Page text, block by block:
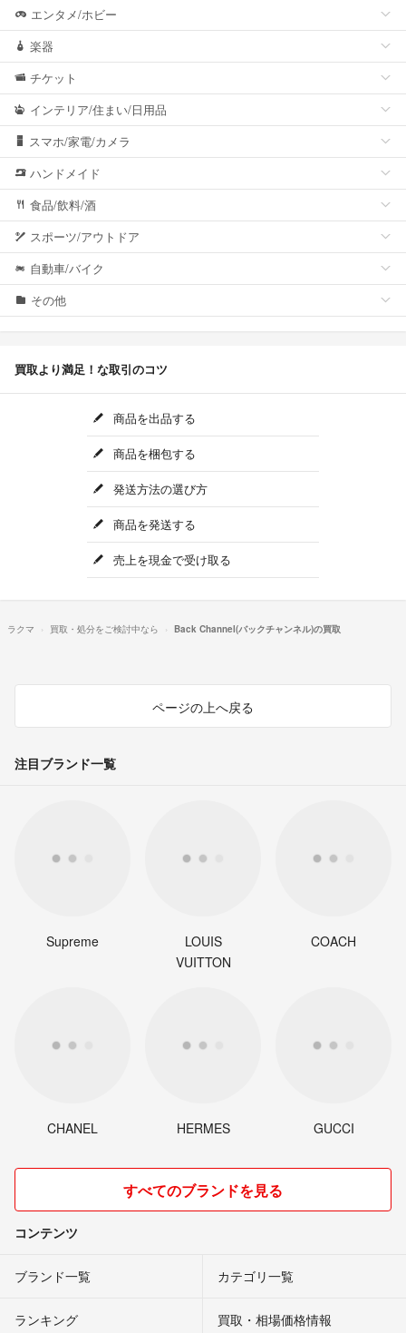
エンタメ/ホビー
楽器
チケット
インテリア/住まい/日用品
スマホ/家電/カメラ
ハンドメイド
食品/飲料/酒
スポーツ/アウトドア
自動車/バイク
その他
買取より満足！な取引のコツ
商品を出品する
商品を梱包する
発送方法の選び方
商品を発送する
売上を現金で受け取る
ラクマ 買取・処分をご検討中なら Back Channel(バックチャンネル)の買取
ページの上へ戻る
注目ブランド一覧
Supreme
LOUIS
VUITTON
COACH
CHANEL HERMES GUCCI
すべてのブランドを見る
コンテンツ
ブランド一覧 カテゴリ一覧
ランキング 買取・相場価格情報